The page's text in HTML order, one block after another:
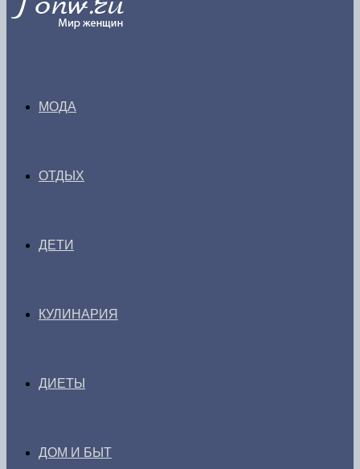
МОДА
ОТДЫХ
ДЕТИ
КУЛИНАРИЯ
ДИЕТЫ
ДОМ И БЫТ